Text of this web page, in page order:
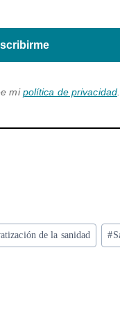
mipolítica de privacidad
de la sanidad #